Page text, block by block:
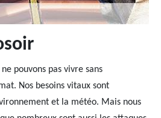
pouvons pas vivre sans
Nos besoins vitaux sont
et la météo. Mais nous